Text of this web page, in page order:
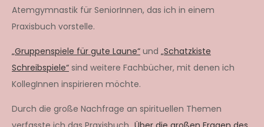
Atemgymnastik für SeniorInnen, das ich in einem
Praxisbuch vorstelle.
„Gruppenspiele für gute Laune“ und „Schatzkiste
Schreibspiele“ sind weitere Fachbücher, mit denen ich
KollegInnen inspirieren möchte.
Durch die große Nachfrage an spirituellen Themen